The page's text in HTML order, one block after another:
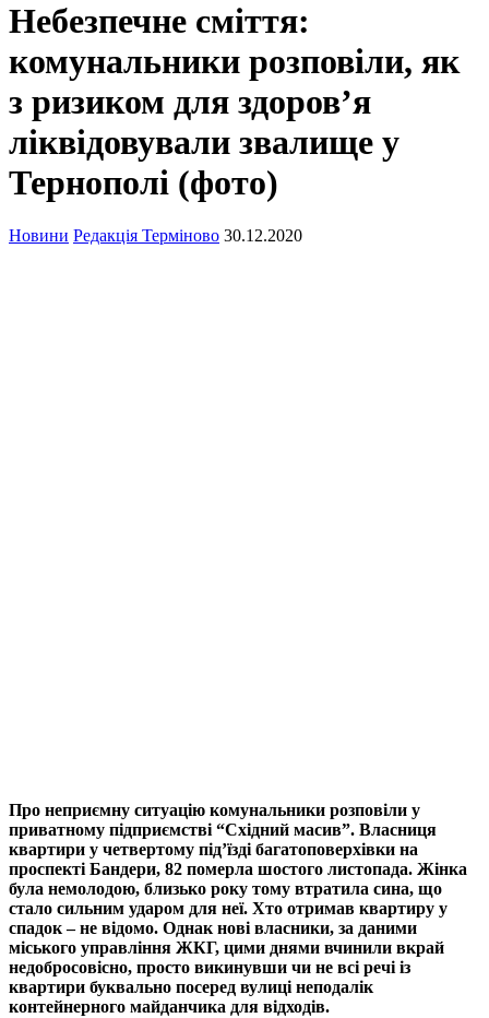
Небезпечне сміття:
комунальники розповіли, як
з ризиком для здоров’я
ліквідовували звалище у
Тернополі (фото)
Новини Редакція Терміново 30.12.2020
Про неприємну ситуацію комунальники розповіли у
приватному підприємстві “Східний масив”. Власниця
квартири у четвертому під’їзді багатоповерхівки на
проспекті Бандери, 82 померла шостого листопада. Жінка
була немолодою, близько року тому втратила сина, що
стало сильним ударом для неї. Хто отримав квартиру у
спадок – не відомо. Однак нові власники, за даними
міського управління ЖКГ, цими днями вчинили вкрай
недобросовісно, просто викинувши чи не всі речі із
квартири буквально посеред вулиці неподалік
контейнерного майданчика для відходів.